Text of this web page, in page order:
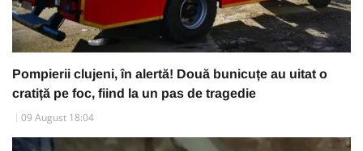
Pompierii clujeni, în alertă! Două bunicuțe au uitat o
cratiță pe foc, fiind la un pas de tragedie
09 August 18:04